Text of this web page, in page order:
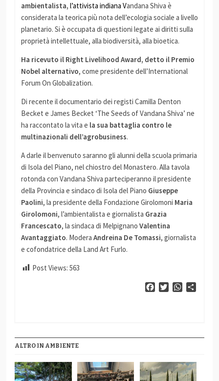
ambientalista, l’attivista indiana Vandana Shiva è
considerata la teorica più nota dell’ecologia sociale a livello
planetario. Si è occupata di questioni legate ai diritti sulla
proprietà intellettuale, alla biodiversità, alla bioetica.
Ha ricevuto il Right Livelihood Award, detto il Premio
Nobel alternativo, come presidente dell’International
Forum On Globalization.
Di recente il documentario dei registi Camilla Denton
Becket e James Becket ‘The Seeds of Vandana Shiva’ ne
ha raccontato la vita e la sua battaglia contro le
multinazionali dell’agrobusiness.
A darle il benvenuto saranno gli alunni della scuola primaria
di Isola del Piano, nel chiostro del Monastero. Alla tavola
rotonda con Vandana Shiva parteciperanno il presidente
della Provincia e sindaco di Isola del Piano Giuseppe
Paolini, la presidente della Fondazione Girolomoni Maria
Girolomoni, l’ambientalista e giornalista Grazia
Francescato, la sindaca di Melpignano Valentina
Avantaggiato. Modera Andreina De Tomassi, giornalista
e cofondatrice della Land Art Furlo.
Post Views: 563
FacebookTwitterWhatsApp
ALTRO IN AMBIENTE